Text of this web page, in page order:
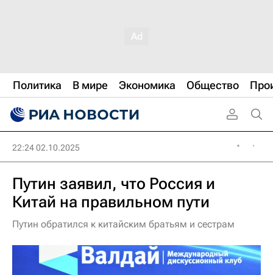
Политика В мире Экономика Общество
22:24 02.10.2025
Путин заявил, что Россия и
Китай на правильном пути
Путин обратился к китайским братьям и сестрам